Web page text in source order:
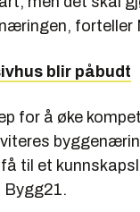
forteller
blir påbudt
for å øke
til et
Bygg21.